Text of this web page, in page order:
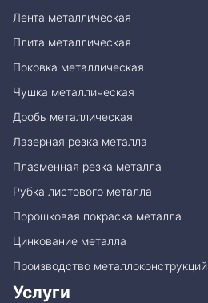
Лента металлическая
Плита металлическая
Поковка металлическая
Чушка металлическая
Дробь металлическая
Лазерная резка металла
Плазменная резка металла
Рубка листового металла
Порошковая покраска металла
Цинкование металла
Производство металлоконструкций
Услуги